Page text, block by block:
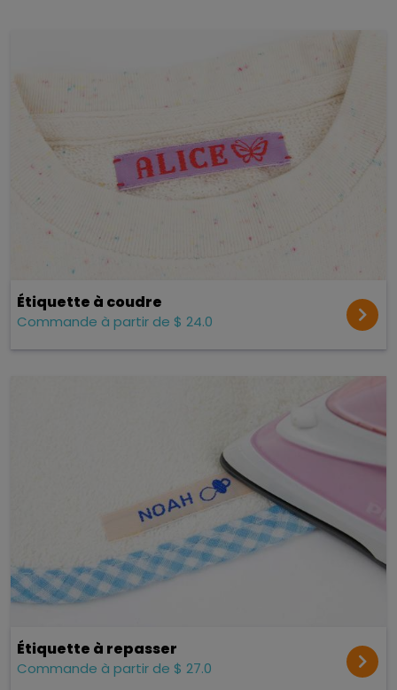
Étiquette à coudre
Commande à partir de $ 24.0
Étiquette à repasser
Commande à partir de $ 27.0